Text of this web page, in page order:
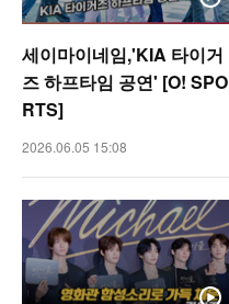
세이마이네임,'KIA 타이거
즈 하프타임 공연' [O! SPO
RTS]
2026.06.05 15:08